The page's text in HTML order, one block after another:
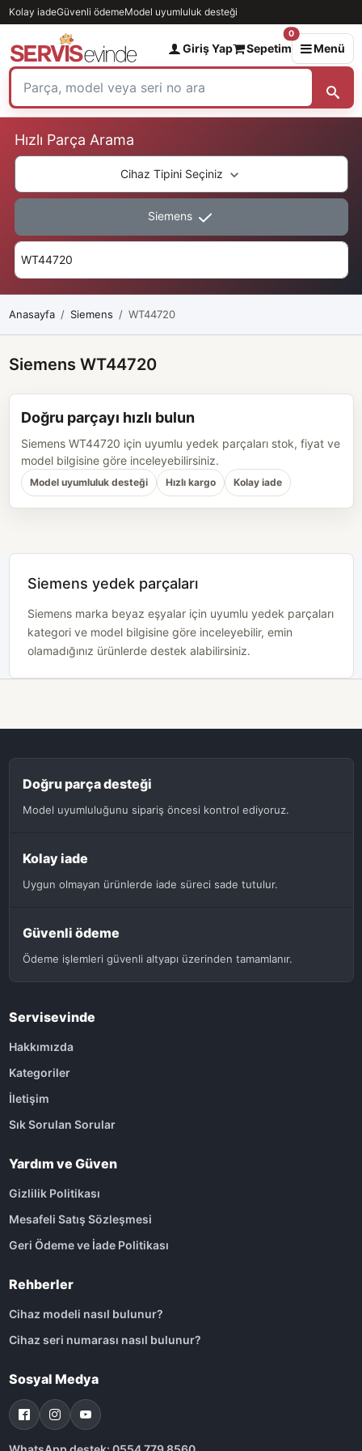
Kolay iadeGüvenli ödemeModel uyumluluk desteği
Giriş Yap Sepetim
0
Menü
Hızlı Parça Arama
Cihaz Tipini Seçiniz
Siemens
Anasayfa Siemens WT44720
Siemens WT44720
Doğru parçayı hızlı bulun
Siemens WT44720 için uyumlu yedek parçaları stok, fiyat ve
model bilgisine göre inceleyebilirsiniz.
Model uyumluluk desteği Hızlı kargo Kolay iade
Siemens yedek parçaları
Siemens marka beyaz eşyalar için uyumlu yedek parçaları
kategori ve model bilgisine göre inceleyebilir, emin
olamadığınız ürünlerde destek alabilirsiniz.
Doğru parça desteği
Model uyumluluğunu sipariş öncesi kontrol ediyoruz.
Kolay iade
Uygun olmayan ürünlerde iade süreci sade tutulur.
Güvenli ödeme
Ödeme işlemleri güvenli altyapı üzerinden tamamlanır.
Servisevinde
Hakkımızda
Kategoriler
İletişim
Sık Sorulan Sorular
Yardım ve Güven
Gizlilik Politikası
Mesafeli Satış Sözleşmesi
Geri Ödeme ve İade Politikası
Rehberler
Cihaz modeli nasıl bulunur?
Cihaz seri numarası nasıl bulunur?
Sosyal Medya